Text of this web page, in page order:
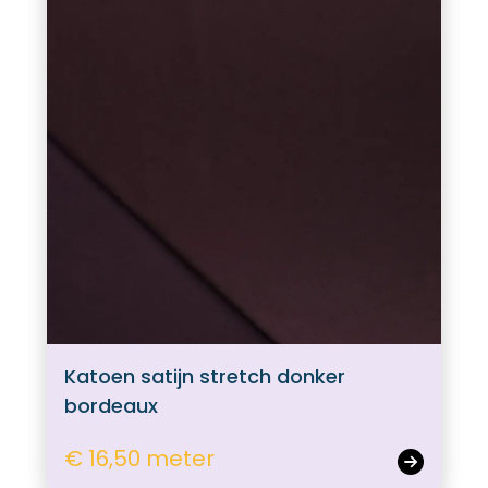
Katoen satijn stretch donker
bordeaux
€ 16,50 meter